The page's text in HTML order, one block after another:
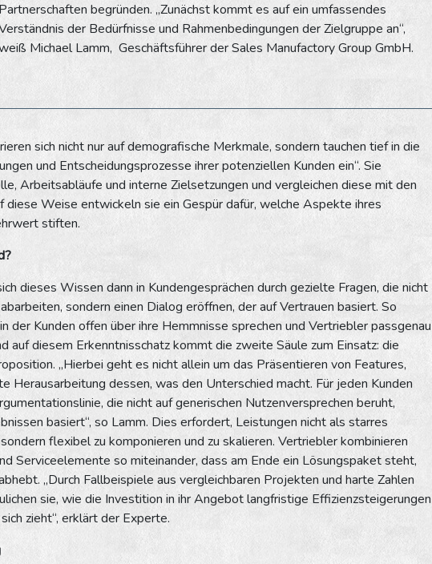
Partnerschaften begründen. „Zunächst kommt es auf ein umfassendes
der Bedürfnisse und Rahmenbedingungen der Zielgruppe an“,
Michael Lamm, Geschäftsführer der Sales Manufactory Group GmbH.
sich nicht nur auf demografische Merkmale, sondern tauchen tief in die
und Entscheidungsprozesse ihrer potenziellen Kunden ein“. Sie
Arbeitsabläufe und interne Zielsetzungen und vergleichen diese mit den
diese Weise entwickeln sie ein Gespür dafür, welche Aspekte ihres
stiften.
dieses Wissen dann in Kundengesprächen durch gezielte Fragen, die nicht
sondern einen Dialog eröffnen, der auf Vertrauen basiert. So
der Kunden offen über ihre Hemmnisse sprechen und Vertriebler passgenau
auf diesem Erkenntnisschatz kommt die zweite Säule zum Einsatz: die
„Hierbei geht es nicht allein um das Präsentieren von Features,
Herausarbeitung dessen, was den Unterschied macht. Für jeden Kunden
die nicht auf generischen Nutzenversprechen beruht,
basiert“, so Lamm. Dies erfordert, Leistungen nicht als starres
flexibel zu komponieren und zu skalieren. Vertriebler kombinieren
Serviceelemente so miteinander, dass am Ende ein Lösungspaket steht,
„Durch Fallbeispiele aus vergleichbaren Projekten und harte Zahlen
sie, wie die Investition in ihr Angebot langfristige Effizienzsteigerungen
zieht“, erklärt der Experte.